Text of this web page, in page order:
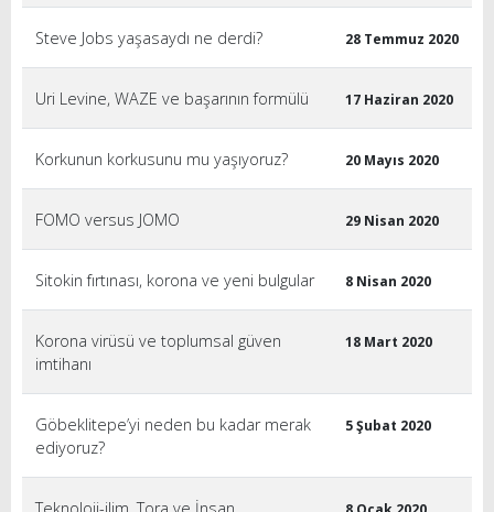
Steve Jobs yaşasaydı ne derdi? 28 Temmuz 2020
Uri Levine, WAZE ve başarının formülü 17 Haziran 2020
Korkunun korkusunu mu yaşıyoruz? 20 Mayıs 2020
FOMO versus JOMO 29 Nisan 2020
Sitokin fırtınası, korona ve yeni bulgular 8 Nisan 2020
Korona virüsü ve toplumsal güven
imtihanı
18 Mart 2020
Göbeklitepe’yi neden bu kadar merak
ediyoruz?
5 Şubat 2020